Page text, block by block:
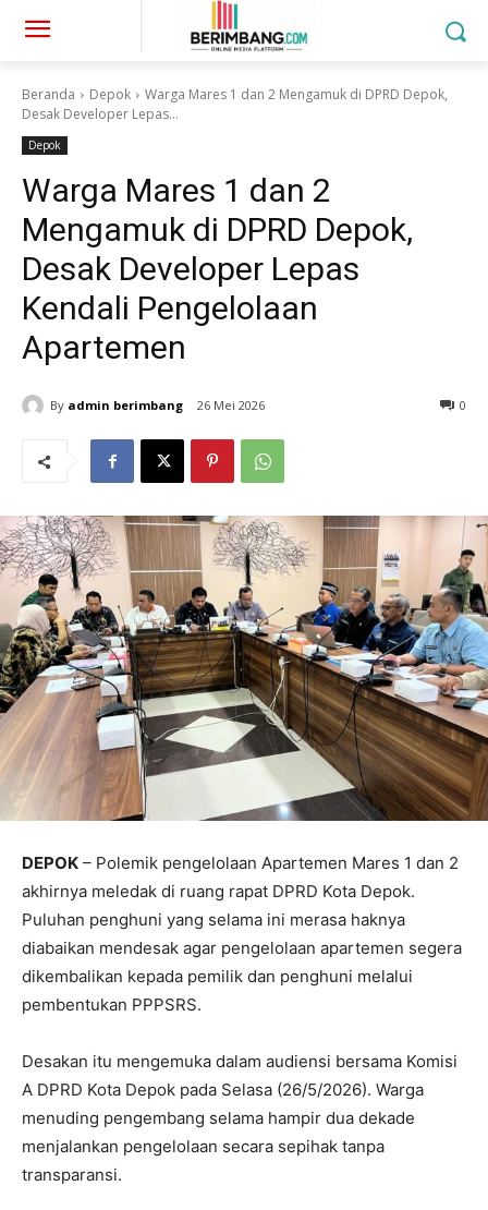
Beranda Depok
Warga Mares 1 dan 2 Mengamuk di DPRD Depok,
Desak Developer Lepas...
Depok
Warga Mares 1 dan 2
Mengamuk di DPRD Depok,
Desak Developer Lepas
Kendali Pengelolaan
Apartemen
By admin berimbang 26 Mei 2026 0
DEPOK – Polemik pengelolaan Apartemen Mares 1 dan 2
akhirnya meledak di ruang rapat DPRD Kota Depok.
Puluhan penghuni yang selama ini merasa haknya
diabaikan mendesak agar pengelolaan apartemen segera
dikembalikan kepada pemilik dan penghuni melalui
pembentukan PPPSRS.
Desakan itu mengemuka dalam audiensi bersama Komisi
A DPRD Kota Depok pada Selasa (26/5/2026). Warga
menuding pengembang selama hampir dua dekade
menjalankan pengelolaan secara sepihak tanpa
transparansi.